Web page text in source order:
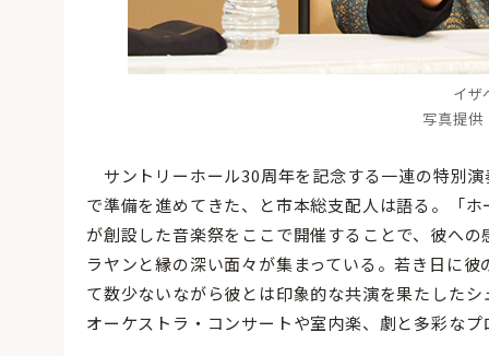
イザ
写真提供
サントリーホール30周年を記念する一連の特別
で準備を進めてきた、と市本総支配人は語る。「
が創設した音楽祭をここで開催することで、彼へ
ラヤンと縁の深い面々が集まっている。若き日に
て数少ないながら彼とは印象的な共演を果たした
オーケストラ・コンサートや室内楽、劇と多彩な